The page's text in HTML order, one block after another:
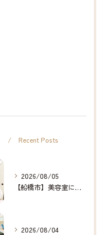
Recent Posts
2026/08/05
【船橋市】美容室に行けない…をなくしたい✂️✨
2026/08/04